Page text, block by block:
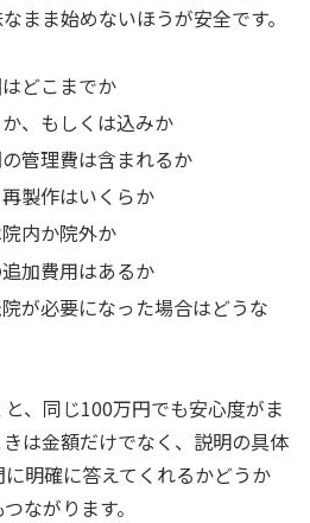
まま始めないほうが安全です。
どこまでか
、もしくは込みか
管理費は含まれるか
製作はいくらか
内か院外か
加費用はあるか
が必要になった場合はどうな
、同じ100万円でも安心度がま
は金額だけでなく、説明の具体
明確に答えてくれるかどうか
ながります。